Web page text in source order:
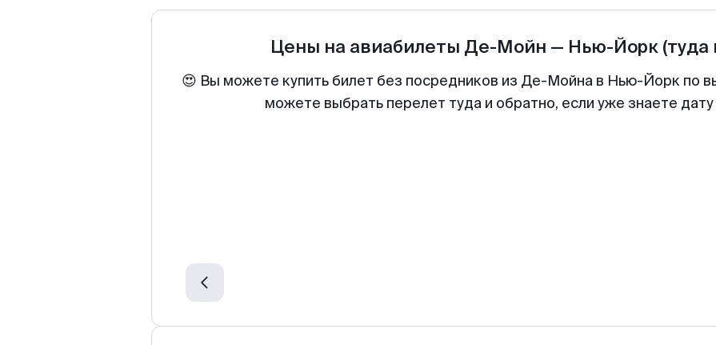
Цены на авиабилеты Де-Мойн — Нью-Йорк (туда
😍 Вы можете купить билет без посредников из Де-Мойна в Нью-Йорк по
можете выбрать перелет туда и обратно, если уже знаете